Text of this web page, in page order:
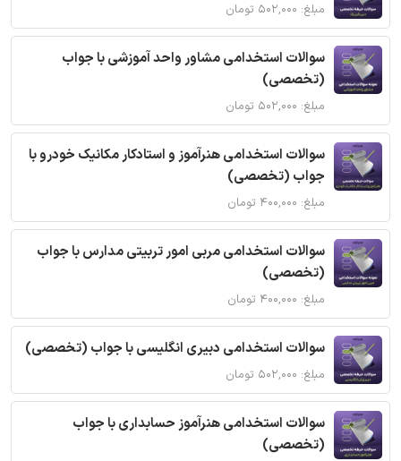
مبلغ: ۵۰۲,۰۰۰ تومان
سوالات استخدامی مشاور واحد آموزشی با جواب
(تخصصی)
مبلغ: ۵۰۲,۰۰۰ تومان
سوالات استخدامی هنرآموز و استادکار مکانیک خودرو با
جواب (تخصصی)
مبلغ: ۴۰۰,۰۰۰ تومان
سوالات استخدامی مربی امور تربیتی مدارس با جواب
(تخصصی)
مبلغ: ۴۰۰,۰۰۰ تومان
سوالات استخدامی دبیری انگلیسی با جواب (تخصصی)
مبلغ: ۵۰۲,۰۰۰ تومان
سوالات استخدامی هنرآموز حسابداری با جواب
(تخصصی)